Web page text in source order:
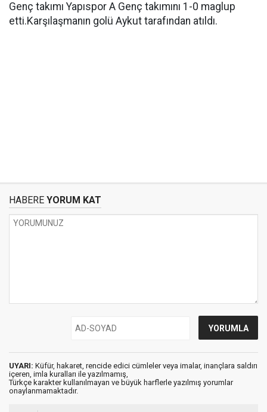
Genç takımı Yapıspor A Genç takımını 1-0 maglup
etti.Karşılaşmanın golü Aykut tarafından atıldı.
HABERE YORUM KAT
UYARI: Küfür, hakaret, rencide edici cümleler veya imalar, inançlara saldırı
içeren, imla kuralları ile yazılmamış,
Türkçe karakter kullanılmayan ve büyük harflerle yazılmış yorumlar
onaylanmamaktadır.